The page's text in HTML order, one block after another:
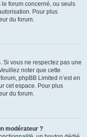
forum concerné, ou seuls
Pour plus
du forum.
Si vous ne respectez pas une
noter que cette
phpBB Limited n’est en
cet espace. Pour plus
du forum.
modérateur ?